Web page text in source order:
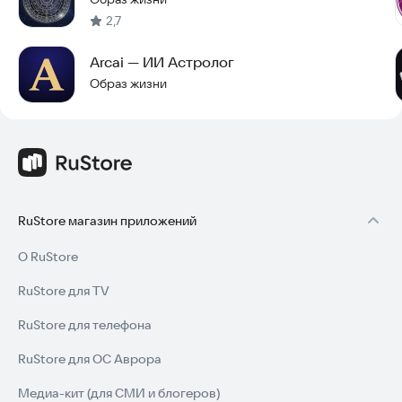
- Сохранение нескольких профилей
- Быстрое переключение между профилями
- Расчёт для себя, партнёра, друзей
- Редактирование данных
По всем вопросам:catbroprod@mail.ru
2,7
Arcai — ИИ Астролог
Образ жизни
RuStore магазин приложений
О RuStore
RuStore для TV
RuStore для телефона
RuStore для ОС Аврора
Медиа-кит (для СМИ и блогеров)